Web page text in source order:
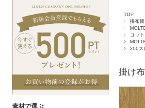
TOP
掛布
コット
200ス
掛け
素材で選ぶ